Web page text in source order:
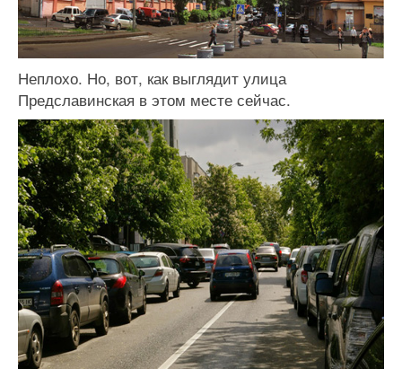
Неплохо. Но, вот, как выглядит улица
Предславинская в этом месте сейчас.